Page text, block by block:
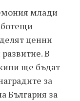
млади
ценни
В
ще бъдат
за
България за